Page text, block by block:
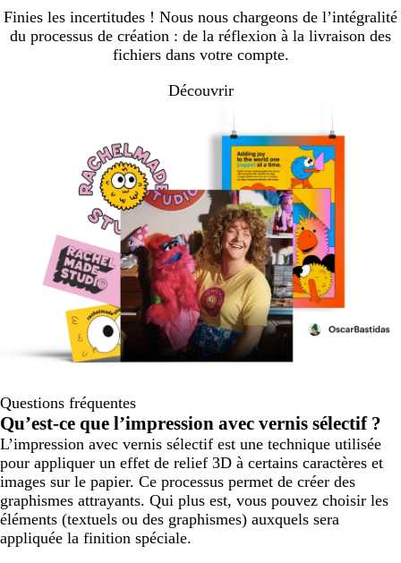
12
Finies les incertitudes ! Nous nous chargeons de l’intégralité
du processus de création : de la réflexion à la livraison des
fichiers dans votre compte.
Découvrir
Questions fréquentes
Qu’est-ce que l’impression avec vernis sélectif ?
L’impression avec vernis sélectif est une technique utilisée
pour appliquer un effet de relief 3D à certains caractères et
images sur le papier. Ce processus permet de créer des
graphismes attrayants. Qui plus est, vous pouvez choisir les
éléments (textuels ou des graphismes) auxquels sera
appliquée la finition spéciale.